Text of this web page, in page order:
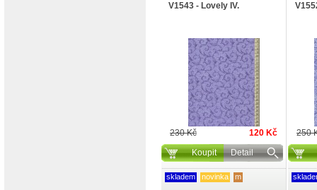
V1543 - Lovely IV.
230 Kč
120 Kč
Koupit
Detail
skladem novinka m
250